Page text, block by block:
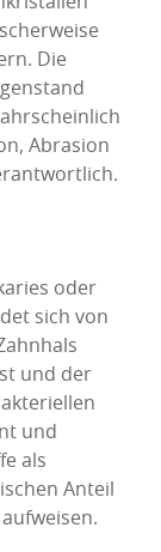
Die
Abrasion
oder
sich von
und der
und
als
Anteil